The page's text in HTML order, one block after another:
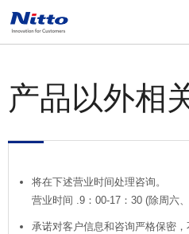
产品以外相
将在下述营业时间处理咨询。
营业时间 .9：00-17：30 (除周六
承诺对客户信息和咨询严格保密，